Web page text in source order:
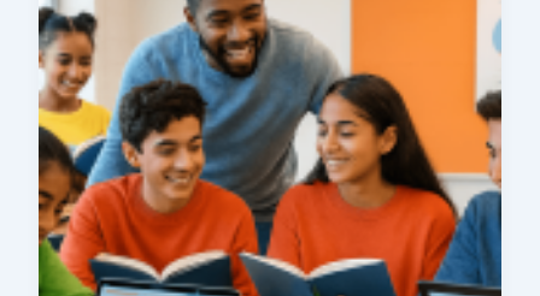
কী?
উপকারিতা,
পদ্ধতি
এবং
ভবিষ্যত
শিক্ষার
সম্ভাব্য
সমাধান